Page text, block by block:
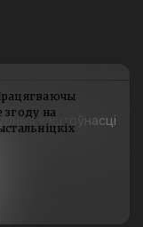
каштоўнасці
згоду на